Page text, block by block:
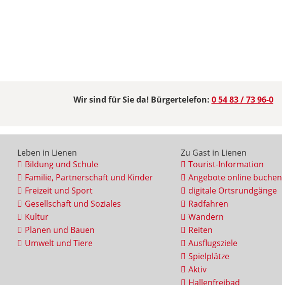
Wir sind für Sie da! Bürgertelefon: 0 54 83 / 73 96-0
Leben in Lienen
Bildung und Schule
Familie, Partnerschaft und Kinder
Freizeit und Sport
Gesellschaft und Soziales
Kultur
Planen und Bauen
Umwelt und Tiere
Zu Gast in Lienen
Tourist-Information
Angebote online buchen
digitale Ortsrundgänge
Radfahren
Wandern
Reiten
Ausflugsziele
Spielplätze
Aktiv
Hallenfreibad